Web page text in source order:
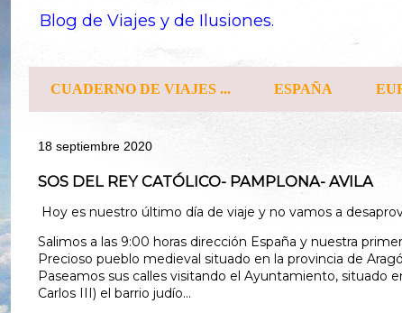
Blog de Viajes y de Ilusiones.
CUADERNO DE VIAJES ... ESPAÑA
18 septiembre 2020
SOS DEL REY CATÓLICO- PAMPLONA- AVILA
Hoy es nuestro último día de viaje y no vamos a
Salimos a las 9:00 horas dirección España y nuestra
Precioso pueblo medieval situado en la provincia de
Paseamos sus calles visitando el Ayuntamiento, situado
Carlos III) el barrio judío...